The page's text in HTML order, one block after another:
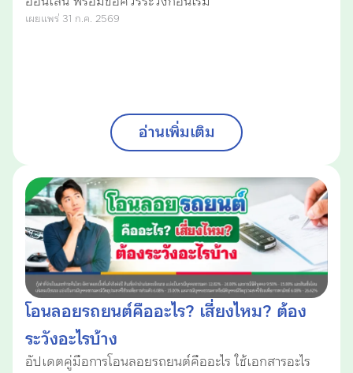
เผยแพร่ 31 ก.ค. 2569
อ่านเพิ่มเติม
โอนลอยรถยนต์คืออะไร? เสี่ยงไหม? ต้อง
ระวังอะไรบ้าง
อัปเดตคู่มือการโอนลอยรถยนต์คืออะไร ใช้เอกสารอะไร